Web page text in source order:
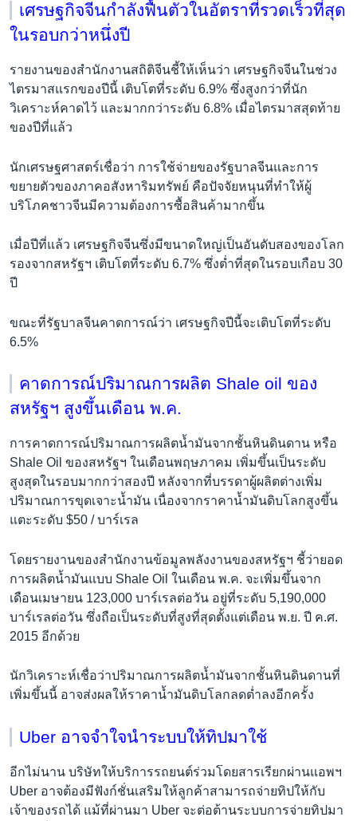
เศรษฐกิจจีนกำลังฟื้นตัวในอัตราที่รวดเร็วที่สุด
ในรอบกว่าหนึ่งปี
รายงานของสำนักงานสถิติจีนชี้ให้เห็นว่า เศรษฐกิจจีนในช่วง
ไตรมาสแรกของปีนี้ เติบโตที่ระดับ 6.9% ซึ่งสูงกว่าที่นัก
วิเคราะห์คาดไว้ และมากกว่าระดับ 6.8% เมื่อไตรมาสสุดท้าย
ของปีที่แล้ว
นักเศรษฐศาสตร์เชื่อว่า การใช้จ่ายของรัฐบาลจีนและการ
ขยายตัวของภาคอสังหาริมทรัพย์ คือปัจจัยหนุนที่ทำให้ผู้
บริโภคชาวจีนมีความต้องการซื้อสินค้ามากขึ้น
เมื่อปีที่แล้ว เศรษฐกิจจีนซึ่งมีขนาดใหญ่เป็นอันดับสองของโลก
รองจากสหรัฐฯ เติบโตที่ระดับ 6.7% ซึ่งต่ำที่สุดในรอบเกือบ 30
ปี
ขณะที่รัฐบาลจีนคาดการณ์ว่า เศรษฐกิจปีนี้จะเติบโตที่ระดับ
6.5%
คาดการณ์ปริมาณการผลิต Shale oil ของ
สหรัฐฯ สูงขึ้นเดือน พ.ค.
การคาดการณ์ปริมาณการผลิตน้ำมันจากชั้นหินดินดาน หรือ
Shale Oil ของสหรัฐฯ ในเดือนพฤษภาคม เพิ่มขึ้นเป็นระดับ
สูงสุดในรอบมากกว่าสองปี หลังจากที่บรรดาผู้ผลิตต่างเพิ่ม
ปริมาณการขุดเจาะน้ำมัน เนื่องจากราคาน้ำมันดิบโลกสูงขึ้น
แตะระดับ $50 / บาร์เรล
โดยรายงานของสำนักงานข้อมูลพลังงานของสหรัฐฯ ชี้ว่ายอด
การผลิตน้ำมันแบบ Shale Oil ในเดือน พ.ค. จะเพิ่มขึ้นจาก
เดือนเมษายน 123,000 บาร์เรลต่อวัน อยู่ที่ระดับ 5,190,000
บาร์เรลต่อวัน ซึ่งถือเป็นระดับที่สูงที่สุดตั้งแต่เดือน พ.ย. ปี ค.ศ.
2015 อีกด้วย
นักวิเคราะห์เชื่อว่าปริมาณการผลิตน้ำมันจากชั้นหินดินดานที่
เพิ่มขึ้นนี้ อาจส่งผลให้ราคาน้ำมันดิบโลกลดต่ำลงอีกครั้ง
Uber อาจจำใจนำระบบให้ทิปมาใช้
อีกไม่นาน บริษัทให้บริการรถยนต์ร่วมโดยสารเรียกผ่านแอพฯ
Uber อาจต้องมีฟังก์ชั่นเสริมให้ลูกค้าสามารถจ่ายทิปให้กับ
เจ้าของรถได้ แม้ที่ผ่านมา Uber จะต่อต้านระบบการจ่ายทิปมา